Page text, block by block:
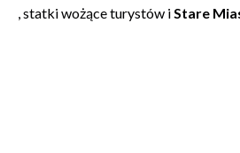
, statki wożące turystów iStare